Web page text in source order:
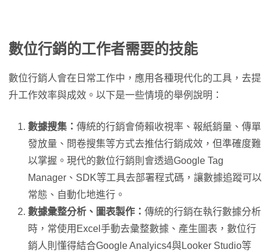
數位行銷的工作者需要的技能
數位行銷人會在日常工作中，應用各種現代化的工具，去提
升工作效率與成效。以下是一些情境的舉例說明：
數據搜集： 傳統的行銷會倚賴收視率、報紙銷量、傳單
發放量、問卷搜集等方式去推估行銷成效，但準確度難
以掌握。現代的數位行銷則會透過Google Tag
Manager、SDK等工具去部署程式碼，讓數據追蹤可以
常態、自動化地進行。
數據彙整分析、圖表製作： 傳統的行銷在執行數據分析
時，常使用Excel手動去彙整數據、產生圖表，數位行
銷人則懂得結合Google Analyics4與Looker Studio等